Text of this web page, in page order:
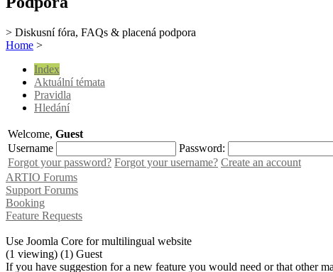
> Diskusní fóra, FAQs & placená podpora
Home >
Index
Aktuální témata
Pravidla
Hledání
Welcome, Guest
Username
Password:
Forgot your password? Forgot your username? Create an account
ARTIO Forums
Support Forums
Booking
Feature Requests
Use Joomla Core for multilingual website
(1 viewing) (1) Guest
If you have suggestion for a new feature you would need or that other